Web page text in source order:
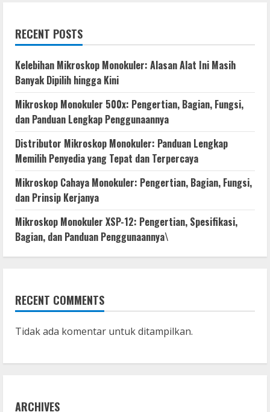
RECENT POSTS
Kelebihan Mikroskop Monokuler: Alasan Alat Ini Masih
Banyak Dipilih hingga Kini
Mikroskop Monokuler 500x: Pengertian, Bagian, Fungsi,
dan Panduan Lengkap Penggunaannya
Distributor Mikroskop Monokuler: Panduan Lengkap
Memilih Penyedia yang Tepat dan Terpercaya
Mikroskop Cahaya Monokuler: Pengertian, Bagian, Fungsi,
dan Prinsip Kerjanya
Mikroskop Monokuler XSP-12: Pengertian, Spesifikasi,
Bagian, dan Panduan Penggunaannya\
RECENT COMMENTS
Tidak ada komentar untuk ditampilkan.
ARCHIVES